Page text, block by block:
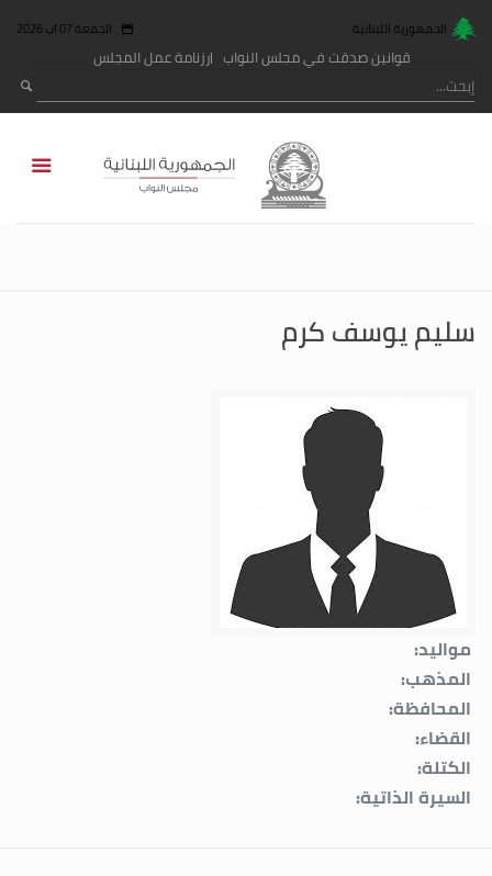
الجمهورية اللبنانية الجمعة 07 آب 2026
قوانين صدقت في مجلس النواب رزنامة عمل المجلس
سليم يوسف كرم
مواليد:
المذهب:
المحافظة:
القضاء:
الكتلة:
السيرة الذاتية: